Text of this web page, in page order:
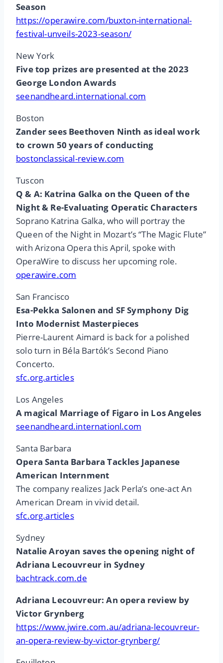
Season
https://operawire.com/buxton-international-
festival-unveils-2023-season/
New York
Five top prizes are presented at the 2023
George London Awards
seenandheard.international.com
Boston
Zander sees Beethoven Ninth as ideal work
to crown 50 years of conducting
bostonclassical-review.com
Tuscon
Q & A: Katrina Galka on the Queen of the
Night & Re-Evaluating Operatic Characters
Soprano Katrina Galka, who will portray the
Queen of the Night in Mozart’s “The Magic Flute”
with Arizona Opera this April, spoke with
OperaWire to discuss her upcoming role.
operawire.com
San Francisco
Esa-Pekka Salonen and SF Symphony Dig
Into Modernist Masterpieces
Pierre-Laurent Aimard is back for a polished
solo turn in Béla Bartók’s Second Piano
Concerto.
sfc.org.articles
Los Angeles
A magical Marriage of Figaro in Los Angeles
seenandheard.internationl.com
Santa Barbara
Opera Santa Barbara Tackles Japanese
American Internment
The company realizes Jack Perla’s one-act An
American Dream in vivid detail.
sfc.org.articles
Sydney
Natalie Aroyan saves the opening night of
Adriana Lecouvreur in Sydney
bachtrack.com.de
Adriana Lecouvreur: An opera review by
Victor Grynberg
https://www.jwire.com.au/adriana-lecouvreur-
an-opera-review-by-victor-grynberg/